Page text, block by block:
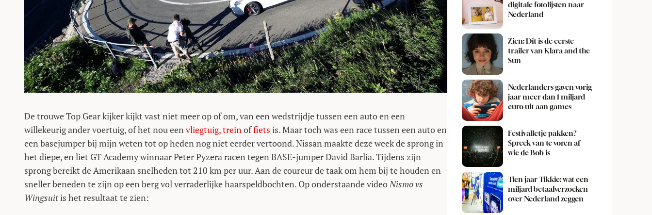
De trouwe Top Gear kijker kijkt vast niet meer op of om, van een wedstrijdje tussen een auto en een
willekeurig ander voertuig, of het nou eenvliegtuig, treinoffiets is. Maar toch was een race tussen een auto en
een basejumper bij mijn weten tot op heden nog niet eerder vertoond. Nissan maakte deze week de sprong in
het diepe, en liet GT Academy winnaar Peter Pyzera racen tegen BASE-jumper David Barlia. Tijdens zijn
sprong bereikt de Amerikaan snelheden tot 210 km per uur. Aan de coureur de taak om hem bij te houden en
sneller beneden te zijn op een berg vol verraderlijke haarspeldbochten. Op onderstaande videoNismo vs
Wingsuitis het resultaat te zien:
digitale fotolijsten naar
Nederland
Zien: Dit is de eerste
trailer van Klara and the
Sun
Nederlanders gaven vorig
jaar meer dan 1 miljard
euro uit aan games
Festivalletje pakken?
Spreek van te voren af
wie de Bob is
Tien jaar Tikkie: wat een
miljard betaalverzoeken
over Nederland zeggen